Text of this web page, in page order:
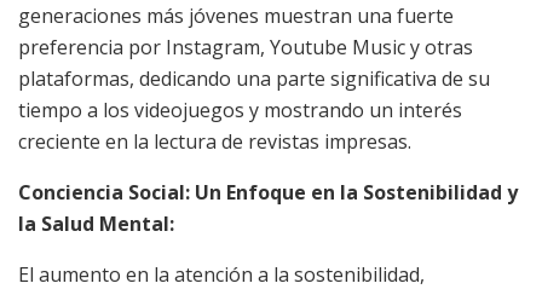
generaciones más jóvenes muestran una fuerte
preferencia por Instagram, Youtube Music y otras
plataformas, dedicando una parte significativa de su
tiempo a los videojuegos y mostrando un interés
creciente en la lectura de revistas impresas.
Conciencia Social: Un Enfoque en la Sostenibilidad y
la Salud Mental:
El aumento en la atención a la sostenibilidad,